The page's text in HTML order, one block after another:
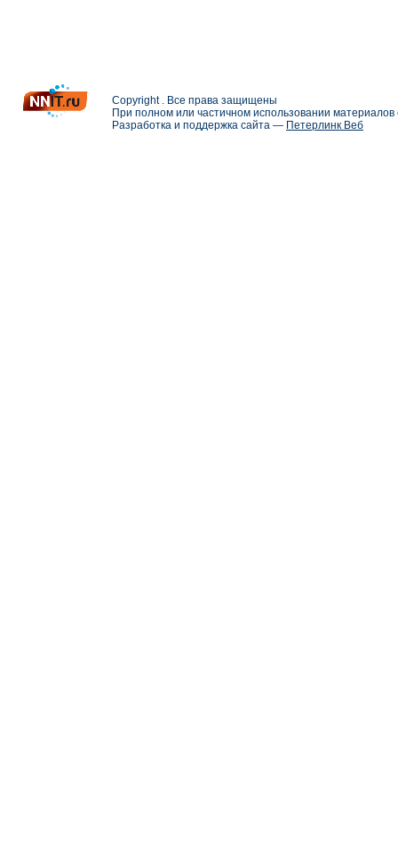
Copyright . Все права защищены
При полном или частичном использовании
Разработка и поддержка сайта — Петерлинк Веб